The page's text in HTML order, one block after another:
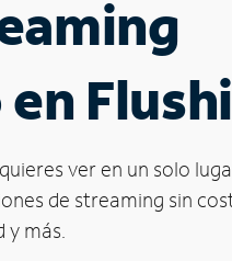
ver en un solo
de streaming sin
y más.